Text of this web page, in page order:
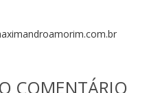
COMENTÁRIO